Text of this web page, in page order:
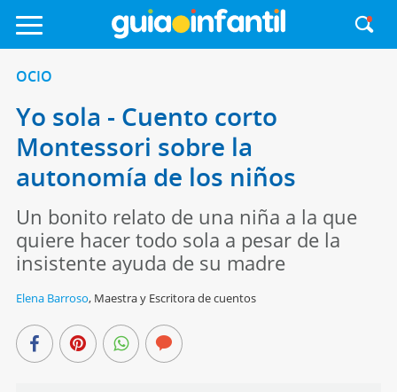
OCIO
Yo sola - Cuento corto
Montessori sobre la
autonomía de los niños
Un bonito relato de una niña a la que
quiere hacer todo sola a pesar de la
insistente ayuda de su madre
Elena Barroso, Maestra y Escritora de cuentos